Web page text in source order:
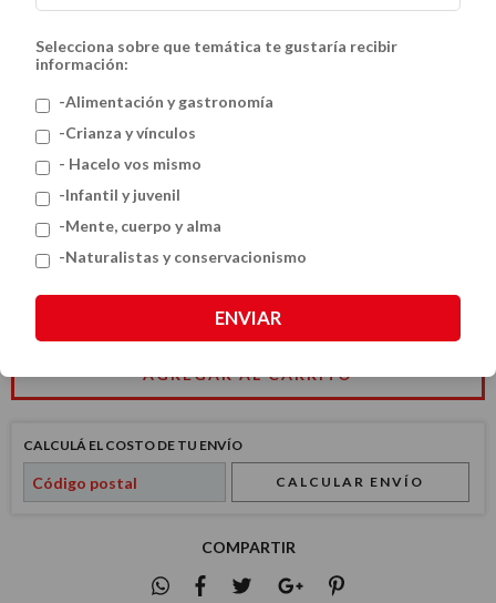
Leyendas del pueblo Mapuche
$23.60 USD
CALCULÁ EL COSTO DE TU ENVÍO
CALCULAR ENVÍO
COMPARTIR
Selecciona sobre que temática te gustaría recibir
información:
-Alimentación y gastronomía
-Crianza y vínculos
- Hacelo vos mismo
-Infantil y juvenil
-Mente, cuerpo y alma
-Naturalistas y conservacionismo
ENVIAR